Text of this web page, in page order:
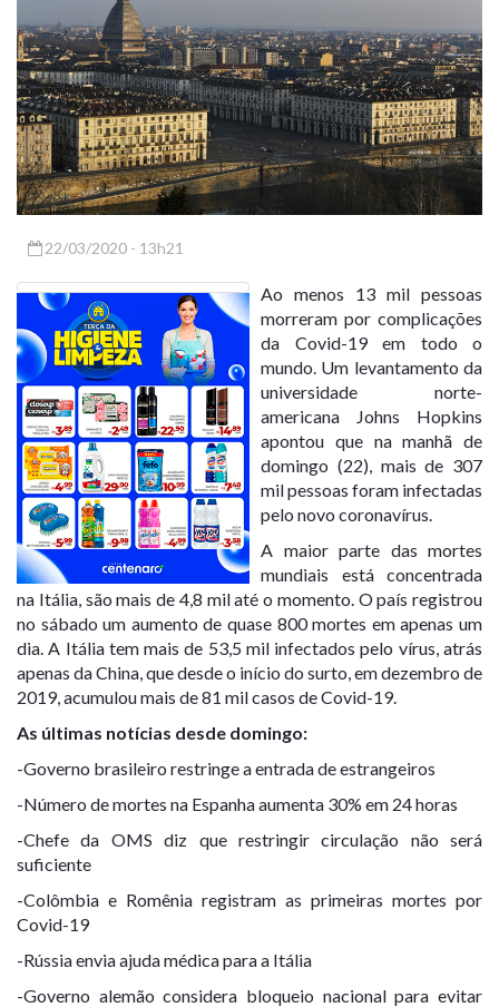
22/03/2020 - 13h21
Ao menos 13 mil pessoas
morreram por complicações
da Covid-19 em todo o
mundo. Um levantamento da
universidade norte-
americana Johns Hopkins
apontou que na manhã de
domingo (22), mais de 307
mil pessoas foram infectadas
pelo novo coronavírus
A maior parte das mortes
mundiais está concentrada
na Itália, são mais de 4,8 mil até o momento. O país registrou
no sábado um aumento de quase 800 mortes em apenas um
dia. A Itália tem mais de 53,5 mil infectados pelo vírus, atrás
apenas da China, que desde o início do surto, em dezembro de
2019, acumulou mais de 81 mil casos de Covid-19.
As últimas notícias desde domingo:
-Governo brasileiro restringe a entrada de estrangeiros
-Número de mortes na Espanha aumenta 30% em 24 horas
-Chefe da OMS diz que restringir circulação não será
suficiente
-Colômbia e Romênia registram as primeiras mortes por
Covid-19
-Rússia envia ajuda médica para a Itália
-Governo alemão considera bloqueio nacional para evitar